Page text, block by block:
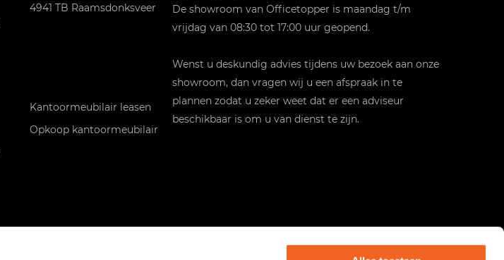
4941 TB Raamsdonksveer
Kantoormeubilair leasen
Opkoop kantoormeubilair
De showroom van Officetopper is maandag t/m
vrijdag van 08:30 tot 17:00 uur geopend.
Wenst u deskundig advies tijdens uw bezoek aan onze
showroom, dan vragen wij u een afspraak in te
plannen zodat u zeker weet dat er een adviseur
beschikbaar is om u van dienst te zijn.